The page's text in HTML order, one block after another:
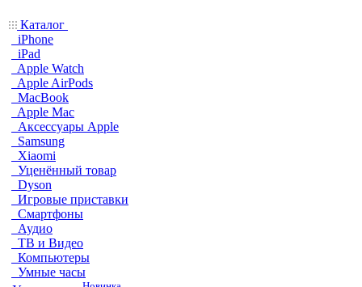
Каталог
iPhone
iPad
Apple Watch
Apple AirPods
MacBook
Apple Mac
Аксессуары Apple
Samsung
Xiaomi
Уценённый товар
Dyson
Игровые приставки
Смартфоны
Аудио
ТВ и Видео
Компьютеры
Умные часы